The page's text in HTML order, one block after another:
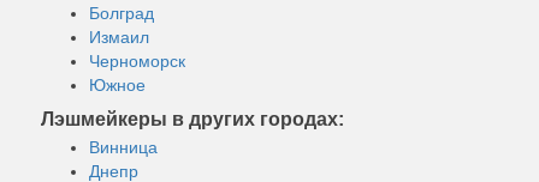
Болград
Измаил
Черноморск
Южное
Лэшмейкеры в других городах:
Винница
Днепр